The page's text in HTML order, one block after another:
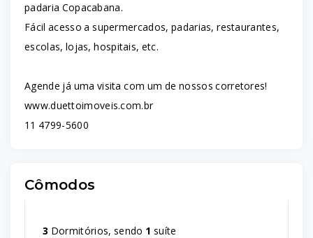
padaria Copacabana.
Fácil acesso a supermercados, padarias, restaurantes,
escolas, lojas, hospitais, etc.
Agende já uma visita com um de nossos corretores!
www.duettoimoveis.com.br
11 4799-5600
Cômodos
3 Dormitórios, sendo 1 suíte